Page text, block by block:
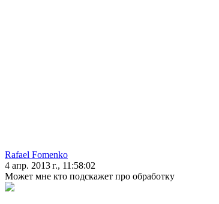
Rafael Fomenko
4 апр. 2013 г., 11:58:02
Может мне кто подскажет про обработку